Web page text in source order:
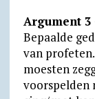
Argument
Bepaalde
van
moesten
voorspelden